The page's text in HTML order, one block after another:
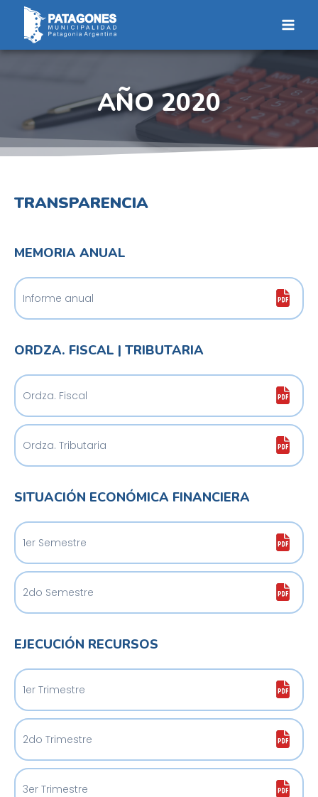
Saltar
contenido
AÑO 2020
TRANSPARENCIA
MEMORIA ANUAL
Informe anual
ORDZA. FISCAL | TRIBUTARIA
Ordza. Fiscal
Ordza. Tributaria
SITUACIÓN ECONÓMICA FINANCIERA
1er Semestre
2do Semestre
EJECUCIÓN RECURSOS
1er Trimestre
2do Trimestre
3er Trimestre